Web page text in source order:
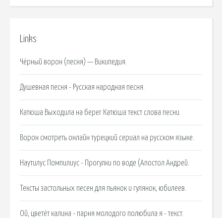
Links
Чёрный ворон (песня) — Википедия.
Душевная песня - Русская народная песня.
Катюша Выходила на берег Катюша текст слова песни.
Ворон смотреть онлайн турецкий сериал на русском языке.
Наутилус Помпилиус - Прогулки по воде (Апостол Андрей.
Тексты застольных песен для пьянок и гулянок, юбилеев.
Ой, цветёт калина - парня молодого полюбила я - текст.